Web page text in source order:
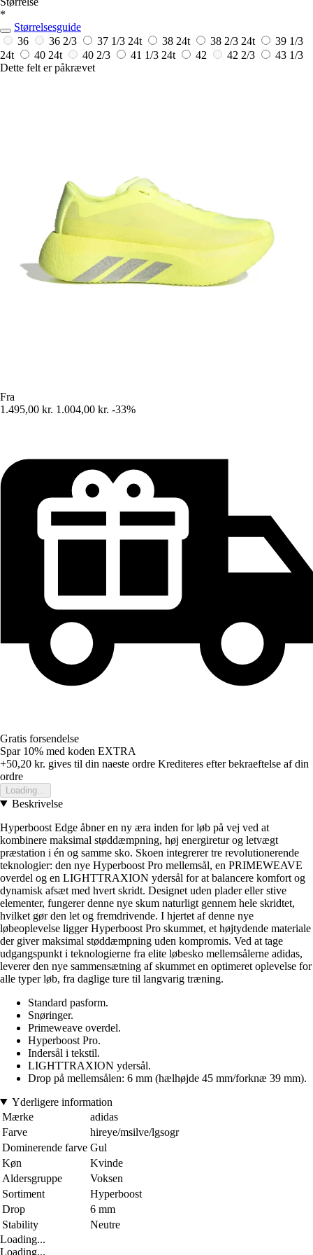
*
Størrelsesguide
36
36 2/3 37 1/3 24t 38 24t 38 2/3 24t
39 1/3
24t
40 24t 40 2/3 41 1/3 24t 42 42 2/3
43 1/3
Dette felt er påkrævet
Fra
1.495,00 kr. 1.004,00 kr. -33%
Gratis forsendelse
Spar 10% med koden EXTRA
+50,20 kr. gives til din naeste ordre Krediteres efter bekraeftelse af din
ordre
Loading...
Beskrivelse
Hyperboost Edge åbner en ny æra inden for løb på vej ved at
kombinere maksimal støddæmpning, høj energiretur og letvægt
præstation i én og samme sko. Skoen integrerer tre revolutionerende
teknologier: den nye Hyperboost Pro mellemsål, en PRIMEWEAVE
overdel og en LIGHTTRAXION ydersål for at balancere komfort og
dynamisk afsæt med hvert skridt. Designet uden plader eller stive
elementer, fungerer denne nye skum naturligt gennem hele skridtet,
hvilket gør den let og fremdrivende. I hjertet af denne nye
løbeoplevelse ligger Hyperboost Pro skummet, et højtydende materiale
der giver maksimal støddæmpning uden kompromis. Ved at tage
udgangspunkt i teknologierne fra elite løbesko mellemsålerne adidas,
leverer den nye sammensætning af skummet en optimeret oplevelse for
alle typer løb, fra daglige ture til langvarig træning.
Standard pasform.
Snøringer.
Primeweave overdel.
Hyperboost Pro.
Indersål i tekstil.
LIGHTTRAXION ydersål.
Drop på mellemsålen: 6 mm (hælhøjde 45 mm/forknæ 39 mm).
Yderligere information
Mærke
adidas
Farve
hireye/msilve/lgsogr
Dominerende farve Gul
Køn
Kvinde
Aldersgruppe
Voksen
Sortiment
Hyperboost
Drop
6 mm
Stability
Neutre
Loading...
Loading...